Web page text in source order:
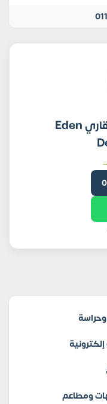
شركة عدن للتطوير العقاري Eden
إلكترونية
ومطاعم